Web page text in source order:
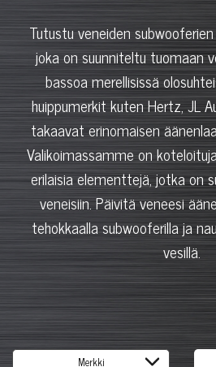
Tutustu veneiden
joka on suunniteltu tuomaan
bassoa merellisissä
huippumerkit kuten Hertz, JL
takaavat erinomaisen
Valikoimassamme on
erilaisia elementtejä, jotka on
veneisiin. Päivitä veneesi
tehokkaalla subwooferilla ja
vesillä.